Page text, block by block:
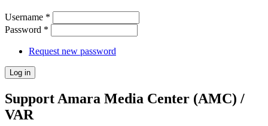
Username *
Password *
Request new password
Support Amara Media Center (AMC) /
VAR